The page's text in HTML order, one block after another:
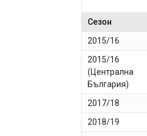
Сезон
2015/16
2015/16
(Централна
България)
2017/18
2018/19